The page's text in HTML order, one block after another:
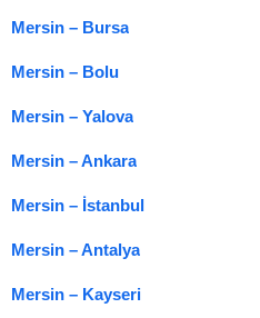
Mersin – Bursa
Mersin – Bolu
Mersin – Yalova
Mersin – Ankara
Mersin – İstanbul
Mersin – Antalya
Mersin – Kayseri